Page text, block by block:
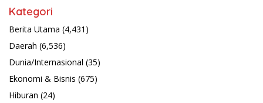
Kategori
Berita Utama (4,431)
Daerah (6,536)
Dunia/Internasional (35)
Ekonomi & Bisnis (675)
Hiburan (24)